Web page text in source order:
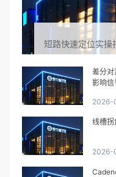
短路快速定位实操
差分对
影响信
2026-
线槽拐
2026-